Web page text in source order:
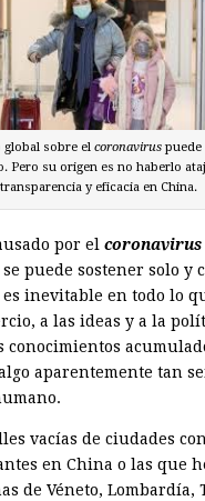
global sobre el coronavirus puede
Pero su origen es no haberlo
y eficacia en China.
por el coronavirus
puede sostener solo y
inevitable en todo lo
a las ideas y a la
conocimientos
aparentemente tan
vacías de ciudades
en China o las que
de Véneto, Lombardía,